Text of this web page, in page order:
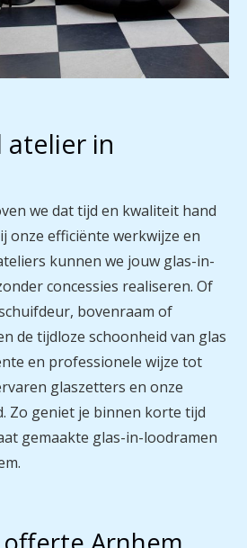
atelier in
we dat tijd en kwaliteit hand
onze efficiënte werkwijze en
kunnen we jouw glas-in-
concessies realiseren. Of
bovenraam of
de tijdloze schoonheid van glas
en professionele wijze tot
glaszetters en onze
Zo geniet je binnen korte tijd
gemaakte glas-in-loodramen